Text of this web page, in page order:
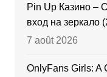
Pin Up Казино –
вход на зеркало
7 août 2026
OnlyFans Girls: A